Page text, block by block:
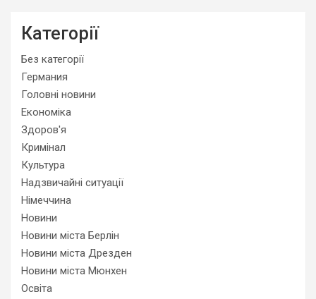
Категорії
Без категорії
Германия
Головні новини
Економіка
Здоров'я
Кримінал
Культура
Надзвичайні ситуації
Німеччина
Новини
Новини міста Берлін
Новини міста Дрезден
Новини міста Мюнхен
Освіта